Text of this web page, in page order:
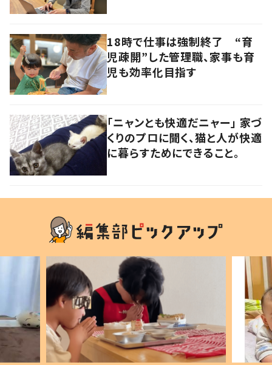
18時で仕事は強制終了 “育
児疎開”した管理職、家事も育
児も効率化目指す
「ニャンとも快適だニャー」 家づ
くりのプロに聞く、猫と人が快適
に暮らすためにできること。